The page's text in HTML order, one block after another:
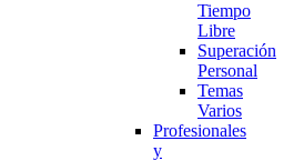
Tiempo
Libre
Superación
Personal
Temas
Varios
Profesionales
y